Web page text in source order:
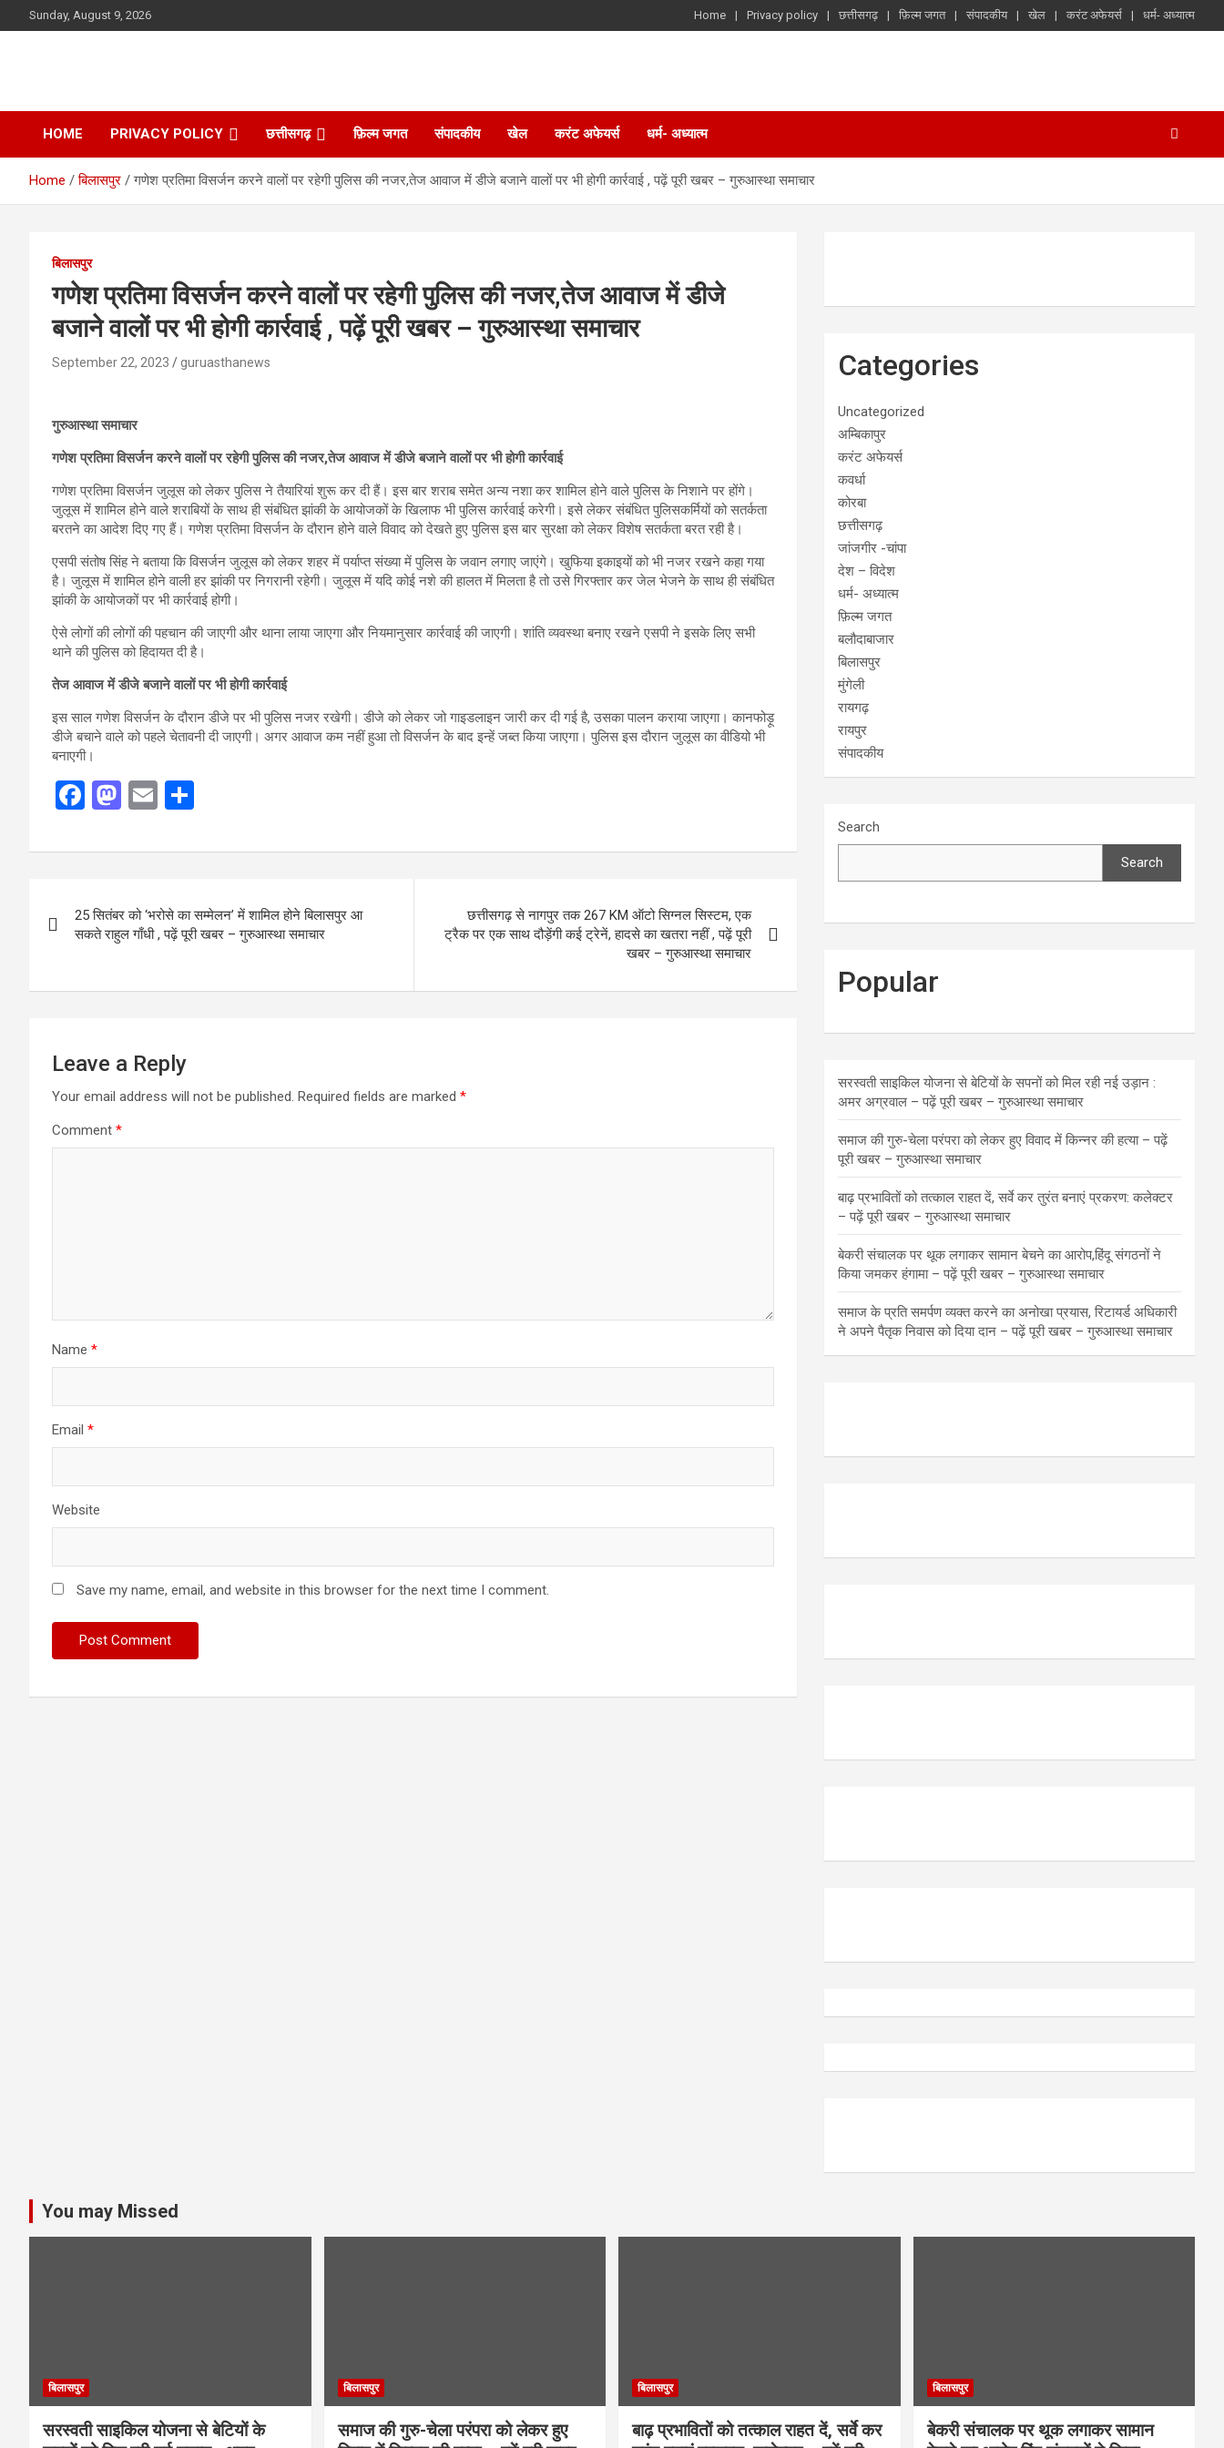
to
Sunday, August 9, 2026 Home Privacy policy छत्तीसगढ़ फ़िल्म जगत संपादकीय खेल करंट अफेयर्स धर्म- अध्यात्म
HOME PRIVACY POLICY छत्तीसगढ़ फ़िल्म जगत संपादकीय खेल करंट अफेयर्स धर्म- अध्यात्म
Home बिलासपुर गणेश प्रतिमा विसर्जन करने वालों पर रहेगी पुलिस की नजर,तेज आवाज में डीजे बजाने वालों पर भी होगी कार्रवाई , पढ़ें पूरी खबर – गुरुआस्था समाचार
बिलासपुर
गणेश प्रतिमा विसर्जन करने वालों पर रहेगी पुलिस की नजर,तेज आवाज में डीजे
बजाने वालों पर भी होगी कार्रवाई , पढ़ें पूरी खबर – गुरुआस्था समाचार
September 22, 2023 guruasthanews
गुरुआस्था समाचार
गणेश प्रतिमा विसर्जन करने वालों पर रहेगी पुलिस की नजर,तेज आवाज में डीजे बजाने वालों पर भी होगी कार्रवाई
गणेश प्रतिमा विसर्जन जुलूस को लेकर पुलिस ने तैयारियां शुरू कर दी हैं। इस बार शराब समेत अन्य नशा कर शामिल होने वाले पुलिस के निशाने पर होंगे।
जुलूस में शामिल होने वाले शराबियों के साथ ही संबंधित झांकी के आयोजकों के खिलाफ भी पुलिस कार्रवाई करेगी। इसे लेकर संबंधित पुलिसकर्मियों को सतर्कता
बरतने का आदेश दिए गए हैं। गणेश प्रतिमा विसर्जन के दौरान होने वाले विवाद को देखते हुए पुलिस इस बार सुरक्षा को लेकर विशेष सतर्कता बरत रही है।
एसपी संतोष सिंह ने बताया कि विसर्जन जुलूस को लेकर शहर में पर्याप्त संख्या में पुलिस के जवान लगाए जाएंगे। खुफिया इकाइयों को भी नजर रखने कहा गया
है। जुलूस में शामिल होने वाली हर झांकी पर निगरानी रहेगी। जुलूस में यदि कोई नशे की हालत में मिलता है तो उसे गिरफ्तार कर जेल भेजने के साथ ही संबंधित
झांकी के आयोजकों पर भी कार्रवाई होगी।
ऐसे लोगों की लोगों की पहचान की जाएगी और थाना लाया जाएगा और नियमानुसार कार्रवाई की जाएगी। शांति व्यवस्था बनाए रखने एसपी ने इसके लिए सभी
थाने की पुलिस को हिदायत दी है।
तेज आवाज में डीजे बजाने वालों पर भी होगी कार्रवाई
इस साल गणेश विसर्जन के दौरान डीजे पर भी पुलिस नजर रखेगी। डीजे को लेकर जो गाइडलाइन जारी कर दी गई है, उसका पालन कराया जाएगा। कानफोड़ू
डीजे बचाने वाले को पहले चेतावनी दी जाएगी। अगर आवाज कम नहीं हुआ तो विसर्जन के बाद इन्हें जब्त किया जाएगा। पुलिस इस दौरान जुलूस का वीडियो भी
बनाएगी।
F
ce
o
o
M
st
d
o
E
ail ar
navigation
25 सितंबर को ‘भरोसे का सम्मेलन’ में शामिल होने बिलासपुर आ
सकते राहुल गाँधी , पढ़ें पूरी खबर – गुरुआस्था समाचार
छत्तीसगढ़ से नागपुर तक 267 KM ऑटो सिग्नल सिस्टम, एक
ट्रैक पर एक साथ दौड़ेंगी कई ट्रेनें, हादसे का खतरा नहीं , पढ़ें पूरी
खबर – गुरुआस्था समाचार
Leave a Reply
Your email address will not be published. Required fields are marked *
Comment *
Name *
Email *
Website
Save my name, email, and website in this browser for the next time I comment.
Categories
Uncategorized
अम्बिकापुर
करंट अफेयर्स
कवर्धा
कोरबा
छत्तीसगढ़
जांजगीर -चांपा
देश – विदेश
धर्म- अध्यात्म
फ़िल्म जगत
बलौदाबाजार
बिलासपुर
मुंगेली
रायगढ़
रायपुर
संपादकीय
Search
Search
Popular
सरस्वती साइकिल योजना से बेटियों के सपनों को मिल रही नई उड़ान :
अमर अग्रवाल – पढ़ें पूरी खबर – गुरुआस्था समाचार
समाज की गुरु-चेला परंपरा को लेकर हुए विवाद में किन्नर की हत्या – पढ़ें
पूरी खबर – गुरुआस्था समाचार
बाढ़ प्रभावितों को तत्काल राहत दें, सर्वे कर तुरंत बनाएं प्रकरण: कलेक्टर
– पढ़ें पूरी खबर – गुरुआस्था समाचार
बेकरी संचालक पर थूक लगाकर सामान बेचने का आरोप,हिंदू संगठनों ने
किया जमकर हंगामा – पढ़ें पूरी खबर – गुरुआस्था समाचार
समाज के प्रति समर्पण व्यक्त करने का अनोखा प्रयास, रिटायर्ड अधिकारी
ने अपने पैतृक निवास को दिया दान – पढ़ें पूरी खबर – गुरुआस्था समाचार
You may Missed
बिलासपुर
सरस्वती साइकिल योजना से बेटियों के
बिलासपुर
समाज की गुरु-चेला परंपरा को लेकर हुए
बिलासपुर
बाढ़ प्रभावितों को तत्काल राहत दें, सर्वे कर
बिलासपुर
बेकरी संचालक पर थूक लगाकर सामान